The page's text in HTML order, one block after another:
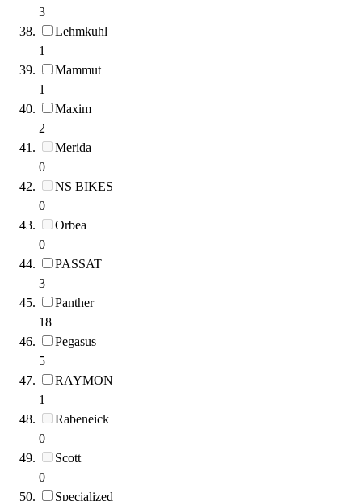
3
Lehmkuhl
1
Mammut
1
Maxim
2
Merida
0
NS BIKES
0
Orbea
0
PASSAT
3
Panther
18
Pegasus
5
RAYMON
1
Rabeneick
0
Scott
0
Specialized